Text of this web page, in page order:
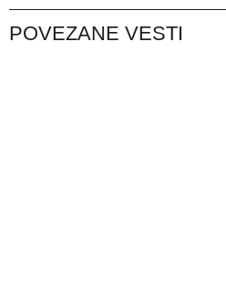
POVEZANE VESTI